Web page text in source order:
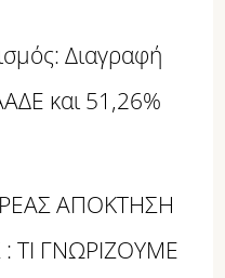
Διαγραφή
και 51,26%
ΑΠΟΚΤΗΣΗ
ΤΙ ΓΝΩΡΙΖΟΥΜΕ